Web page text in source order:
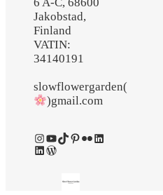
6 A-C, 68600
Jakobstad,
Finland
VATIN:
34140191
slowflowergarden(
)gmail.com
Instagram
YouTube
TikTok
Pinterest
FlickrLinkedIn
LinkedIn
WordPress